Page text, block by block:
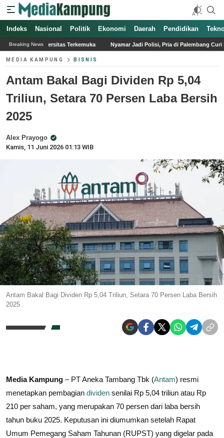
Indeks Nasional Politik Ekonomi Daerah Pendidikan
Breaking NewsNyamar Jadi Polisi, Pria di Palembang Curi Susu di Indomaret
MEDIA KAMPUNG BISNIS
Antam Bakal Bagi Dividen Rp 5,04
Triliun, Setara 70 Persen Laba Bersih
2025
Alex Prayogo
Kamis, 11 Juni 2026 01:13 WIB
Antam Bakal Bagi Dividen Rp 5,04 Triliun, Setara 70 Persen Laba Bersih
2025
Media Kampung – PT Aneka Tambang Tbk (Antam) resmi
menetapkan pembagian dividen senilai Rp 5,04 triliun atau Rp
210 per saham, yang merupakan 70 persen dari laba bersih
tahun buku 2025. Keputusan ini diumumkan setelah Rapat
Umum Pemegang Saham Tahunan (RUPST) yang digelar pada